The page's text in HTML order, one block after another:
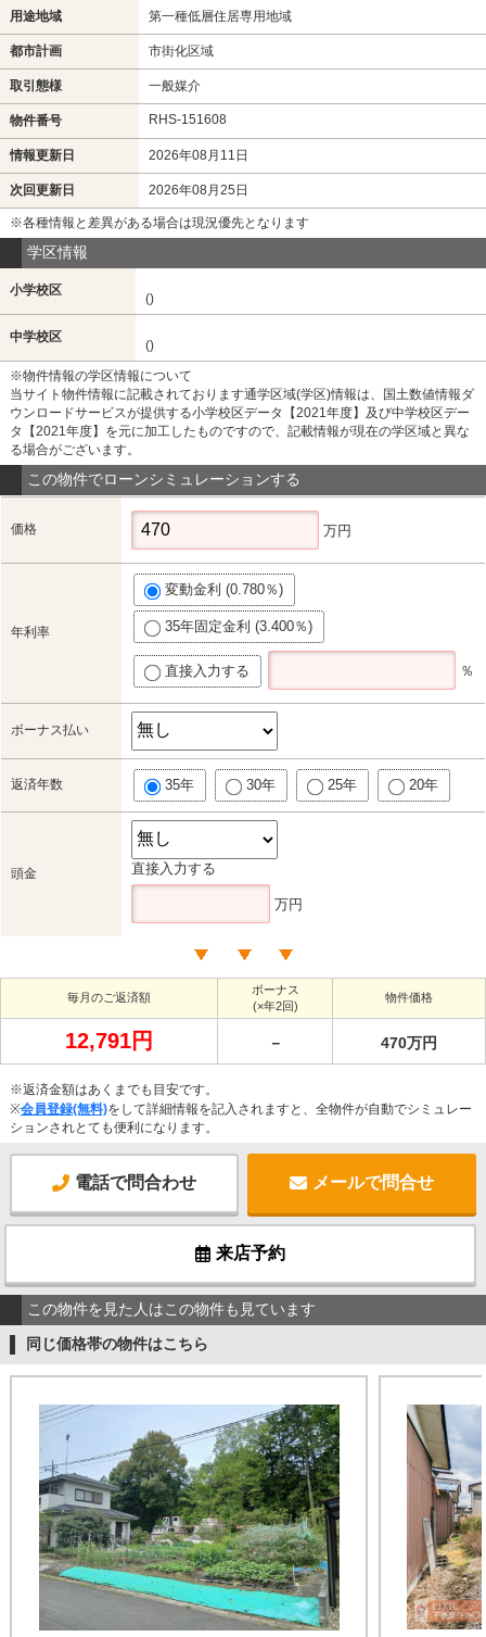
用途地域 第一種低層住居専用地域
都市計画 市街化区域
取引態様 一般媒介
物件番号 RHS-151608
情報更新日 2026年08月11日
次回更新日 2026年08月25日
※各種情報と差異がある場合は現況優先となります
学区情報
小学校区
()
中学校区
()
※物件情報の学区情報について
当サイト物件情報に記載されております通学区域(学区)情報は、国土数値情報ダ
ウンロードサービスが提供する小学校区データ【2021年度】及び中学校区デー
タ【2021年度】を元に加工したものですので、記載情報が現在の学区域と異な
る場合がございます。
この物件でローンシミュレーションする
価格 万円
年利率
変動金利 (0.780％)
35年固定金利 (3.400％)
直接入力する ％
ボーナス払い
返済年数 35年 30年 25年 20年
頭金 直接入力する
万円
毎月のご返済額
ボーナス
(×年2回)
物件価格
12,791円 － 470万円
※返済金額はあくまでも目安です。
※会員登録(無料)をして詳細情報を記入されますと、全物件が自動でシミュレー
ションされとても便利になります。
電話で問合わせ メールで問合せ
来店予約
この物件を見た人はこの物件も見ています
同じ価格帯の物件はこちら